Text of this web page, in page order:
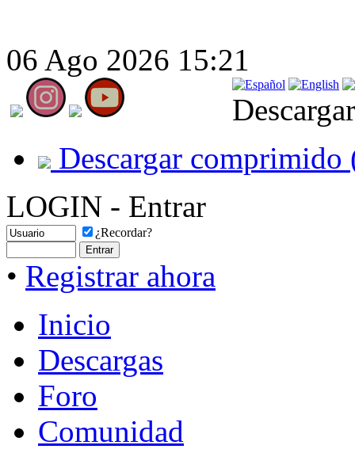
06 Ago 2026 15:21
Descargar comprimido
LOGIN - Entrar
¿Recordar?
• Registrar ahora
Inicio
Descargas
Foro
Comunidad